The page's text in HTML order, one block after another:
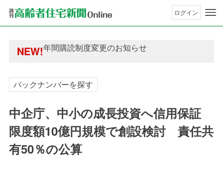
ログイン
NEW!高齢者住宅新聞 無料会員の皆様へ閲覧本数変更
高齢者住宅新聞 無料会員の皆様へ閲覧本数変更
バックナンバーを探す
中企庁、中小の成長投資へ信用保証
限度額10億円規模で創設検討 責任共
有50％の公算